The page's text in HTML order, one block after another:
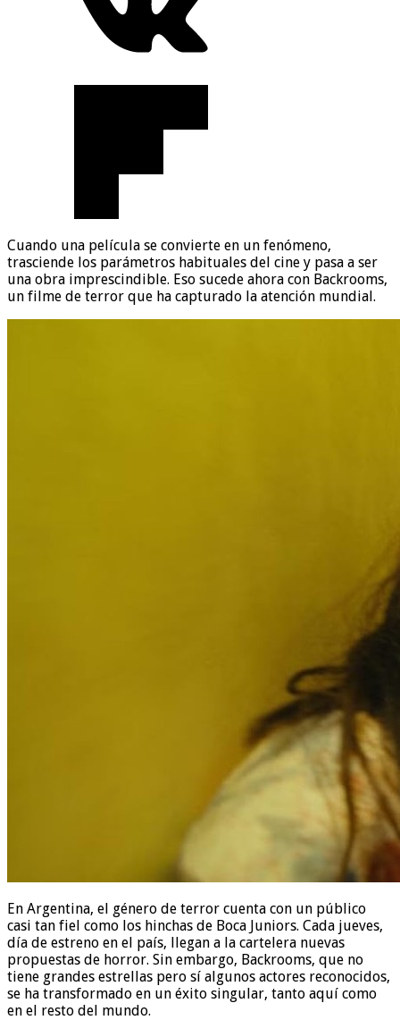
Cuando una película se convierte en un fenómeno,
trasciende los parámetros habituales del cine y pasa a ser
una obra imprescindible. Eso sucede ahora con Backrooms,
un filme de terror que ha capturado la atención mundial.
En Argentina, el género de terror cuenta con un público
casi tan fiel como los hinchas de Boca Juniors. Cada jueves,
día de estreno en el país, llegan a la cartelera nuevas
propuestas de horror. Sin embargo, Backrooms, que no
tiene grandes estrellas pero sí algunos actores reconocidos,
se ha transformado en un éxito singular, tanto aquí como
en el resto del mundo.